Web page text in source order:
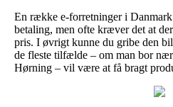
En række e-forretninger i
betaling, men ofte kræver det at
pris. I øvrigt kunne du gribe den
de fleste tilfælde – om man bor
Hørning – vil være at få bragt